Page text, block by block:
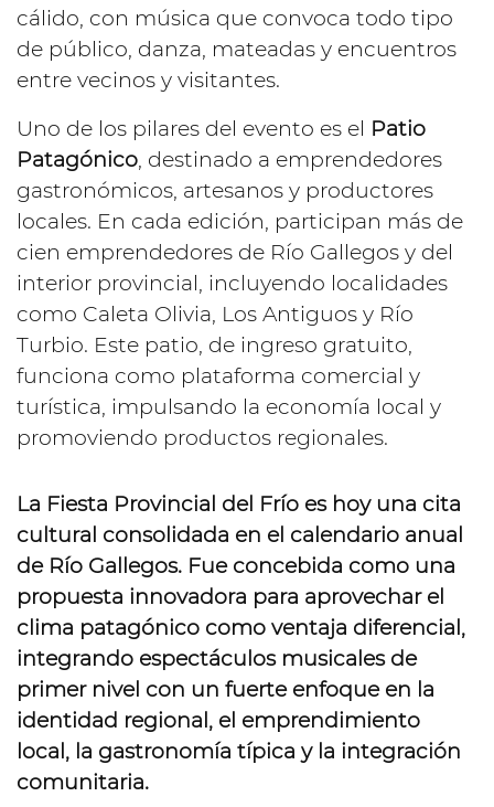
cálido, con música que convoca todo tipo
de público, danza, mateadas y encuentros
entre vecinos y visitantes.
Uno de los pilares del evento es el Patio
Patagónico, destinado a emprendedores
gastronómicos, artesanos y productores
locales. En cada edición, participan más de
cien emprendedores de Río Gallegos y del
interior provincial, incluyendo localidades
como Caleta Olivia, Los Antiguos y Río
Turbio. Este patio, de ingreso gratuito,
funciona como plataforma comercial y
turística, impulsando la economía local y
promoviendo productos regionales.
La Fiesta Provincial del Frío es hoy una cita
cultural consolidada en el calendario anual
de Río Gallegos. Fue concebida como una
propuesta innovadora para aprovechar el
clima patagónico como ventaja diferencial,
integrando espectáculos musicales de
primer nivel con un fuerte enfoque en la
identidad regional, el emprendimiento
local, la gastronomía típica y la integración
comunitaria.